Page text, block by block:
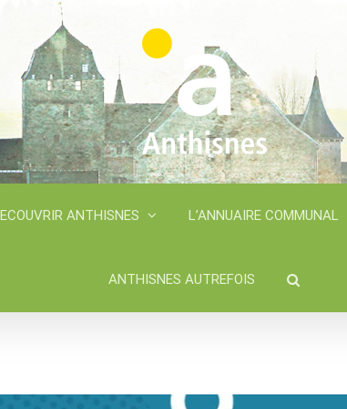
ANTHISNES L’ANNUAIRE COMMUNAL
ANTHISNES AUTREFOIS